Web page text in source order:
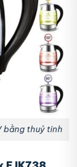
bằng thuỷ tinh